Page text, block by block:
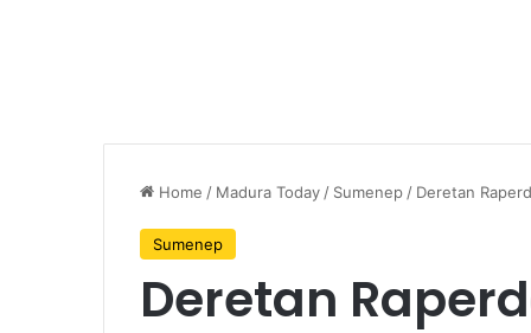
Home / Madura Today/ Sumenep/ Deretan
Sumenep
Deretan